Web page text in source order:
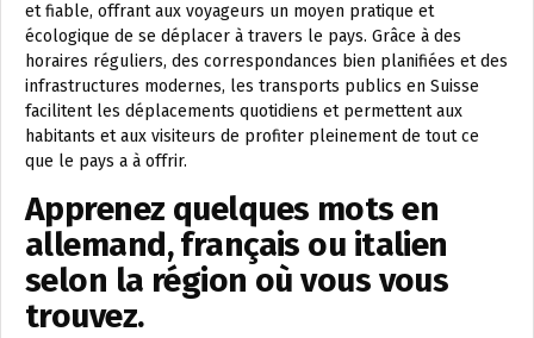
et fiable, offrant aux voyageurs un moyen pratique et
écologique de se déplacer à travers le pays. Grâce à des
horaires réguliers, des correspondances bien planifiées et des
infrastructures modernes, les transports publics en Suisse
facilitent les déplacements quotidiens et permettent aux
habitants et aux visiteurs de profiter pleinement de tout ce
que le pays a à offrir.
Apprenez quelques mots en
allemand, français ou italien
selon la région où vous vous
trouvez.